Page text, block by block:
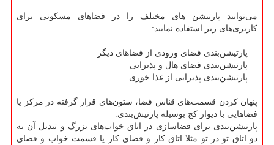
می‌توانید پارتیشن‌ های مختلف را در فضاهای مسکونی برای
کاربری‌های زیر استفاده نمایید:
پارتیشن‌بندی فضای ورودی از فضاهای دیگر
پارتیشن‌بندی فضای هال و پذیرایی
پارتیشن‌بندی پذیرایی از غذا خوری
پنهان کردن قسمت‌های قناس فضا، ستون‌های قرار‌ گرفته در مرکز یا
فضاهایی با دیوار کج بوسیله پارتیش‌‌بندی.
پارتیشن‌بندی برای فضاسازی در اتاق خواب‌های بزرگ و تبدیل آن به
دو اتاق تو در تو مثلا اتاق کار و فضای کار یا قسمت خواب و فضای